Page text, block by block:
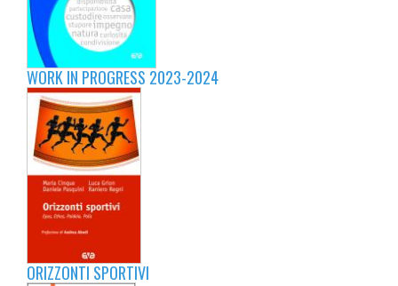
WORK IN PROGRESS 2023-2024
ORIZZONTI SPORTIVI